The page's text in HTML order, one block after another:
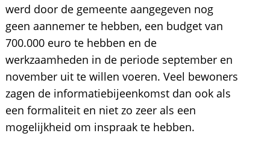
werd door de gemeente aangegeven nog
geen aannemer te hebben, een budget van
700.000 euro te hebben en de
werkzaamheden in de periode september en
november uit te willen voeren. Veel bewoners
zagen de informatiebijeenkomst dan ook als
een formaliteit en niet zo zeer als een
mogelijkheid om inspraak te hebben.